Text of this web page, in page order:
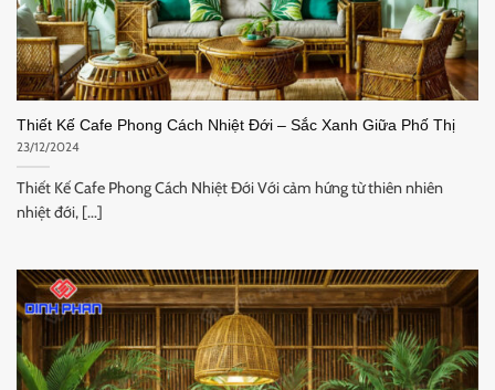
Thiết Kế Cafe Phong Cách Nhiệt Đới – Sắc Xanh Giữa Phố Thị
23/12/2024
Thiết Kế Cafe Phong Cách Nhiệt Đới Với cảm hứng từ thiên nhiên
nhiệt đới, [...]